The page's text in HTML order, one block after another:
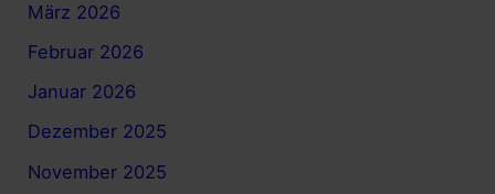
März 2026
Februar 2026
Januar 2026
Dezember 2025
November 2025